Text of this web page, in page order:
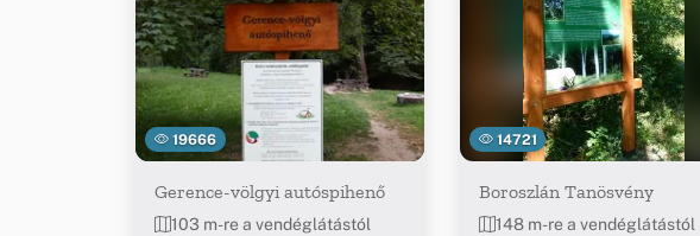
19666
Gerence-völgyi autóspihenő
103 m-re a vendéglátástól
14721
Boroszlán Tanösvény
148 m-re a vendéglátástól